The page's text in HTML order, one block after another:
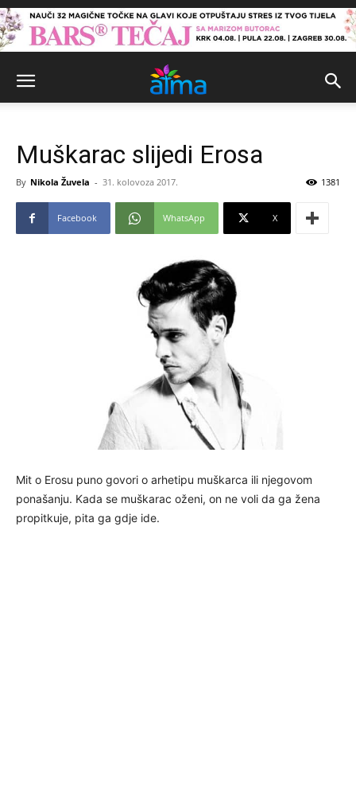
Muškarac slijedi Erosa
By Nikola Žuvela - 31. kolovoza 2017. 1381
Facebook WhatsApp X
Mit o Erosu puno govori o arhetipu muškarca ili njegovom
ponašanju. Kada se muškarac oženi, on ne voli da ga žena
propitkuje, pita ga gdje ide.